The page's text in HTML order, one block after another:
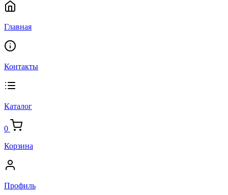
Главная
Контакты
Каталог
0
Корзина
Профиль